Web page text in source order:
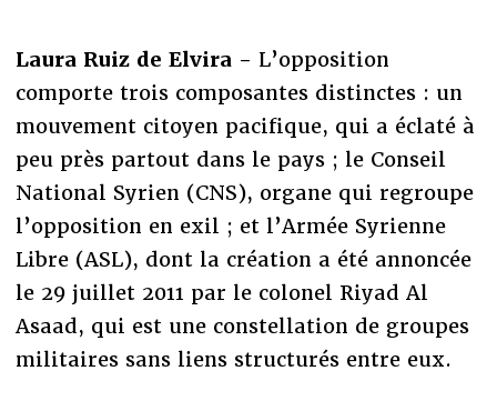
Laura Ruiz de Elvira - L’opposition
comporte trois composantes distinctes : un
mouvement citoyen pacifique, qui a éclaté à
peu près partout dans le pays ; le Conseil
National Syrien (CNS), organe qui regroupe
l’opposition en exil ; et l’Armée Syrienne
Libre (ASL), dont la création a été annoncée
le 29 juillet 2011 par le colonel Riyad Al
Asaad, qui est une constellation de groupes
militaires sans liens structurés entre eux.